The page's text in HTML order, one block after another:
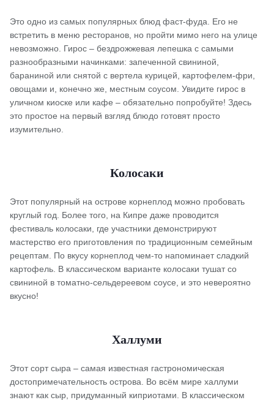
Это одно из самых популярных блюд фаст-фуда. Его не
встретить в меню ресторанов, но пройти мимо него на улице
невозможно. Гирос – бездрожжевая лепешка с самыми
разнообразными начинками: запеченной свининой,
бараниной или снятой с вертела курицей, картофелем-фри,
овощами и, конечно же, местным соусом. Увидите гирос в
уличном киоске или кафе – обязательно попробуйте! Здесь
это простое на первый взгляд блюдо готовят просто
изумительно.
Колосаки
Этот популярный на острове корнеплод можно пробовать
круглый год. Более того, на Кипре даже проводится
фестиваль колосаки, где участники демонстрируют
мастерство его приготовления по традиционным семейным
рецептам. По вкусу корнеплод чем-то напоминает сладкий
картофель. В классическом варианте колосаки тушат со
свининой в томатно-сельдереевом соусе, и это невероятно
вкусно!
Халлуми
Этот сорт сыра – самая известная гастрономическая
достопримечательность острова. Во всём мире халлуми
знают как сыр, придуманный киприотами. В классическом